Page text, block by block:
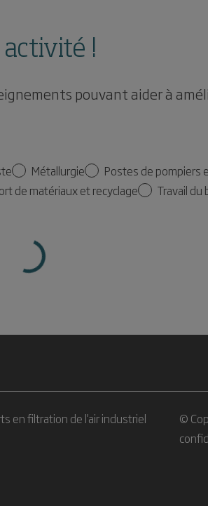
!
pouvant aider à
Métallurgie Postes de pompiers
de matériaux et recyclage Travail du
en filtration de l'air industriel ©